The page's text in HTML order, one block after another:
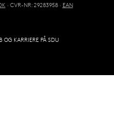
· CVR-NR: 29283958 · EAN
OG KARRIERE PÅ SDU